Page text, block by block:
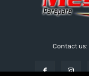
Contact us: